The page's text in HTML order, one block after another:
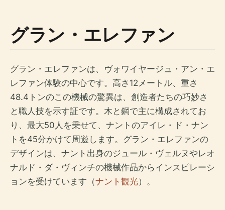
グラン・エレファン
グラン・エレファンは、ヴォワイヤージュ・アン・エ
レファン体験の中心です。高さ12メートル、重さ
48.4トンのこの機械の驚異は、創造者たちの巧妙さ
と職人技を示す証です。木と鋼で主に構成されてお
り、最大50人を乗せて、ナントのアイレ・ド・ナン
トを45分かけて周遊します。グラン・エレファンの
デザインは、ナント出身のジュール・ヴェルヌやレオ
ナルド・ダ・ヴィンチの機械作品からインスピレーシ
ョンを受けています（ナント観光）。